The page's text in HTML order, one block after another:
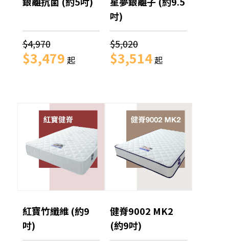
$4,970
$3,479 起
吋)
$5,020
$3,514起
紅寶竹纖維 (約9
吋)
健脊9002 MK2
(約9吋)